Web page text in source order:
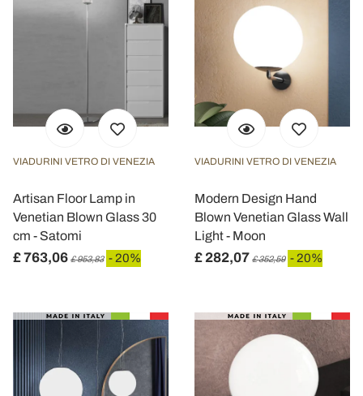
VIADURINI VETRO DI VENEZIA
Artisan Floor Lamp in
Venetian Blown Glass 30
cm - Satomi
£ 763,06 £ 953,83 - 20%
VIADURINI VETRO DI VENEZIA
Modern Design Hand
Blown Venetian Glass Wall
Light - Moon
£ 282,07 £ 352,59 - 20%